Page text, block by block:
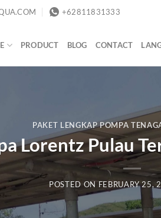
+62811831333
PRODUCT BLOG CONTACT
PAKET LENGKAP POMPA
Lorentz Pulau
POSTED ONFEBRUARY 25,